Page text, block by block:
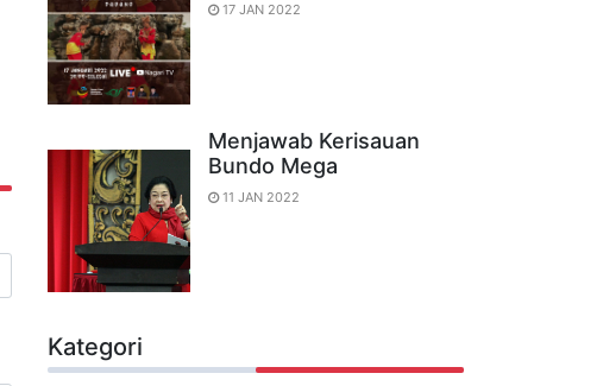
17 JAN 2022
Menjawab Kerisauan
Bundo Mega
11 JAN 2022
Kategori